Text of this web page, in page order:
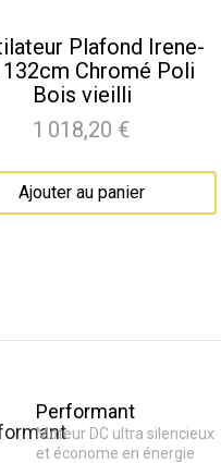
Plafond Irene-
132cm Chromé Poli
Bois vieilli
Prix
1 018,20 €
Ajouter au panier
Performant
Moteur DC ultra silencieux
et économe en énergie